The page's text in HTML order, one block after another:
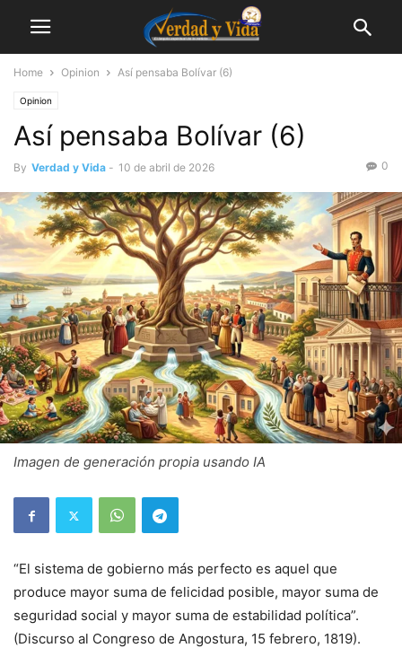
Home Opinion Así pensaba Bolívar (6)
Opinion
Así pensaba Bolívar (6)
By Verdad y Vida - 10 de abril de 2026 0
Imagen de generación propia usando IA
“El sistema de gobierno más perfecto es aquel que
produce mayor suma de felicidad posible, mayor suma de
seguridad social y mayor suma de estabilidad política”.
(Discurso al Congreso de Angostura, 15 febrero, 1819).